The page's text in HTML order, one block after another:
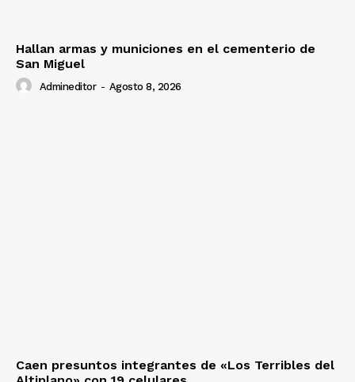
Hallan armas y municiones en el cementerio de
San Miguel
Admineditor - Agosto 8, 2026
Caen presuntos integrantes de «Los Terribles del